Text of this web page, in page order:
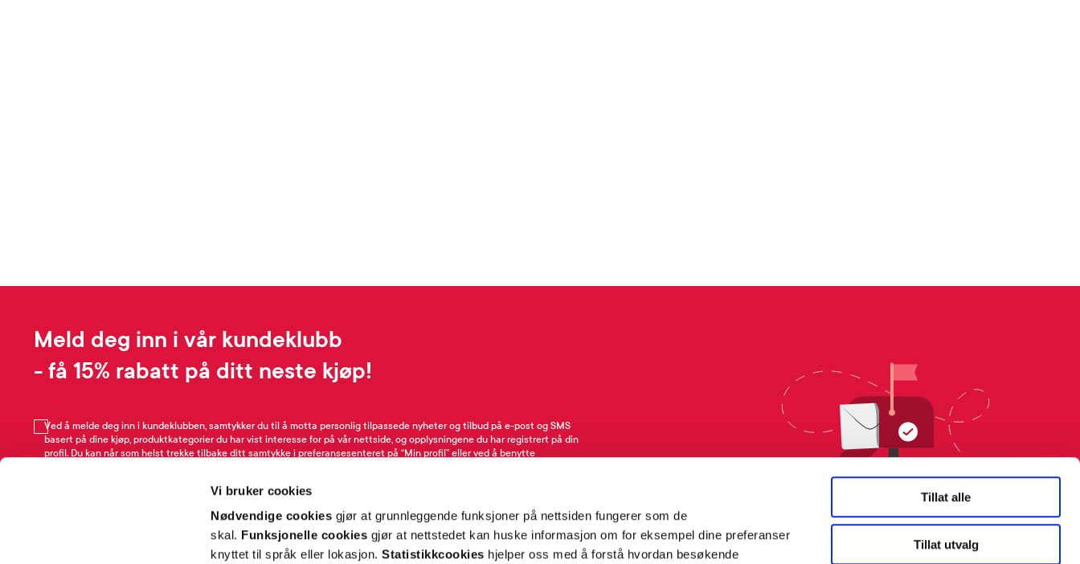
Vi bruker cookies
Nødvendige cookies gjør at grunnleggende funksjoner på nettsiden fungerer som de
skal. Funksjonelle cookies gjør at nettstedet kan huske informasjon om for eksempel dine preferanser
knyttet til språk eller lokasjon.Statistikkcookies hjelper oss med å forstå hvordan besøkende
Tillat alle
Tillat utvalg
Meld deg inn i vår kundeklubb
- få 15% rabatt på ditt neste kjøp!
Ved å melde deg inn i kundeklubben, samtykker du til å motta personlig tilpassede nyheter og tilbud på e-post og SMS
basert på dine kjøp, produktkategorier du har vist interesse for på vår nettside, og opplysningene du har registrert på din
profil. Du kan når som helst trekke tilbake ditt samtykke i preferansesenteret på “Min profil” eller ved å benytte
Meld meg på